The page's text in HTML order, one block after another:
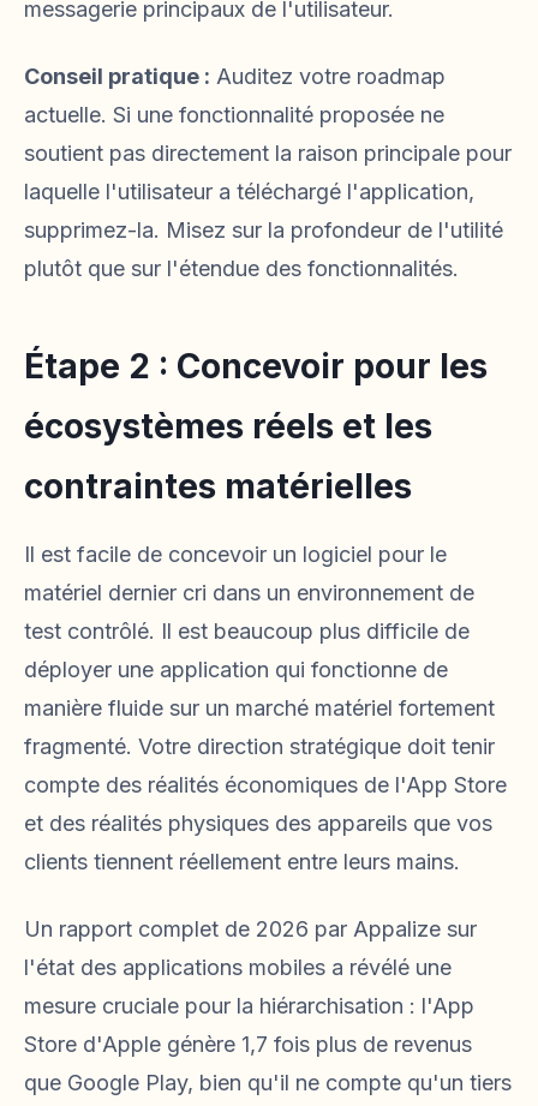
messagerie principaux de l'utilisateur.
Conseil pratique : Auditez votre roadmap
actuelle. Si une fonctionnalité proposée ne
soutient pas directement la raison principale pour
laquelle l'utilisateur a téléchargé l'application,
supprimez-la. Misez sur la profondeur de l'utilité
plutôt que sur l'étendue des fonctionnalités.
Étape 2 : Concevoir pour les
écosystèmes réels et les
contraintes matérielles
Il est facile de concevoir un logiciel pour le
matériel dernier cri dans un environnement de
test contrôlé. Il est beaucoup plus difficile de
déployer une application qui fonctionne de
manière fluide sur un marché matériel fortement
fragmenté. Votre direction stratégique doit tenir
compte des réalités économiques de l'App Store
et des réalités physiques des appareils que vos
clients tiennent réellement entre leurs mains.
Un rapport complet de 2026 par Appalize sur
l'état des applications mobiles a révélé une
mesure cruciale pour la hiérarchisation : l'App
Store d'Apple génère 1,7 fois plus de revenus
que Google Play, bien qu'il ne compte qu'un tiers